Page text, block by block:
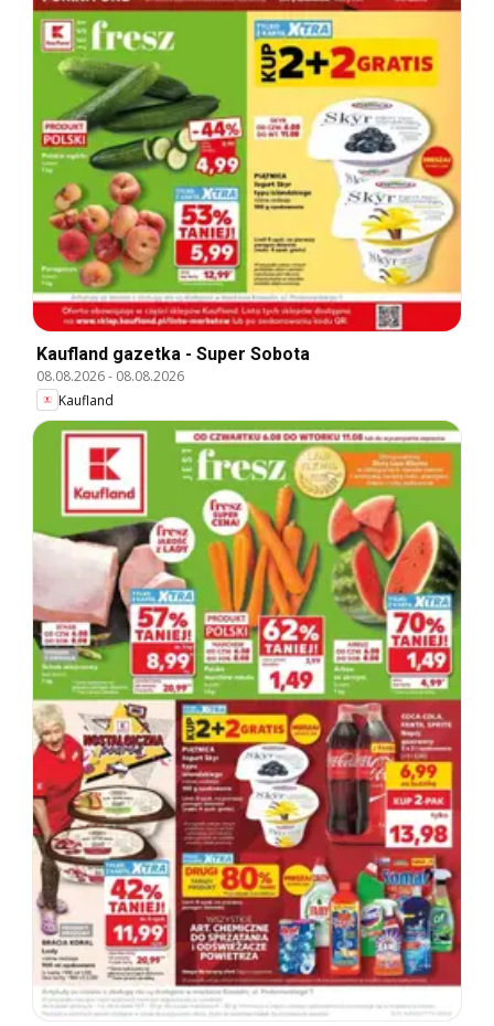
Kaufland gazetka - Super Sobota
08.08.2026- 08.08.2026
Kaufland